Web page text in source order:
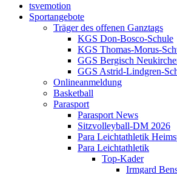
tsvemotion
Sportangebote
Träger des offenen Ganztags
KGS Don-Bosco-Schule
KGS Thomas-Morus-
GGS Bergisch
GGS Astrid-Lindgren-
Onlineanmeldung
Basketball
Parasport
Parasport News
Sitzvolleyball-DM 2026
Para Leichtathletik
Para Leichtathletik
Top-Kader
Irmgard